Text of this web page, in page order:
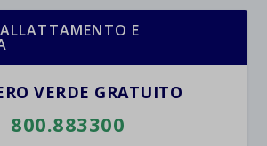
E
VERDE GRATUITO
800.883300